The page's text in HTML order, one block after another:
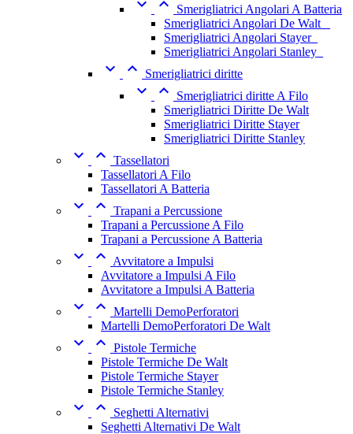
Smerigliatrici Angolari A Batteria
Smerigliatrici Angolari De Walt _
Smerigliatrici Angolari Stayer_
Smerigliatrici Angolari Stanley_
  Smerigliatrici diritte
 
Smerigliatrici diritte A Filo
Smerigliatrici Diritte De Walt
Smerigliatrici Diritte Stayer
Smerigliatrici Diritte Stanley
  Tassellatori
Tassellatori A Filo
Tassellatori A Batteria
  Trapani a Percussione
Trapani a Percussione A Filo
Trapani a Percussione A Batteria
  Avvitatore a Impulsi
Avvitatore a Impulsi A Filo
Avvitatore a Impulsi A Batteria
  Martelli DemoPerforatori
Martelli DemoPerforatori De Walt
  Pistole Termiche
Pistole Termiche De Walt
Pistole Termiche Stayer
Pistole Termiche Stanley
 
Seghetti Alternativi
Seghetti Alternativi De Walt